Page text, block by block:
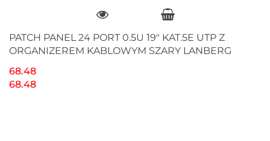
PATCH PANEL 24 PORT 0.5U 19" KAT.5E UTP Z
ORGANIZEREM KABLOWYM SZARY LANBERG
68.48
68.48